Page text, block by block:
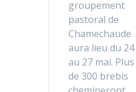
groupement
pastoral de
Chamechaude
aura lieu du 24
au 27 mai. Plus
de 300 brebis